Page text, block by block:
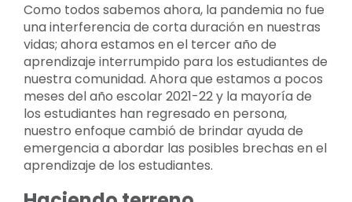
Como todos sabemos ahora, la pandemia no fue
una interferencia de corta duración en nuestras
vidas; ahora estamos en el tercer año de
aprendizaje interrumpido para los estudiantes de
nuestra comunidad. Ahora que estamos a pocos
meses del año escolar 2021-22 y la mayoría de
los estudiantes han regresado en persona,
nuestro enfoque cambió de brindar ayuda de
emergencia a abordar las posibles brechas en el
aprendizaje de los estudiantes.